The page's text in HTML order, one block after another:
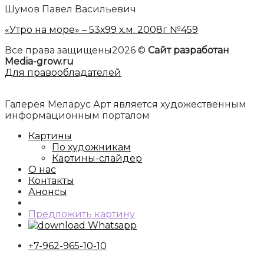
Шумов Павел Васильевич
«Утро на море» – 53х99 х.м. 2008г №459
Все права защищены2026 © Сайт разработан
Media-grow.ru
Для правообладателей
Галерея Меларус Арт является художественным
информационным порталом
Картины
По художникам
Картины-слайдер
О нас
Контакты
Анонсы
Предложить картину
Whatsapp
+7-962-965-10-10